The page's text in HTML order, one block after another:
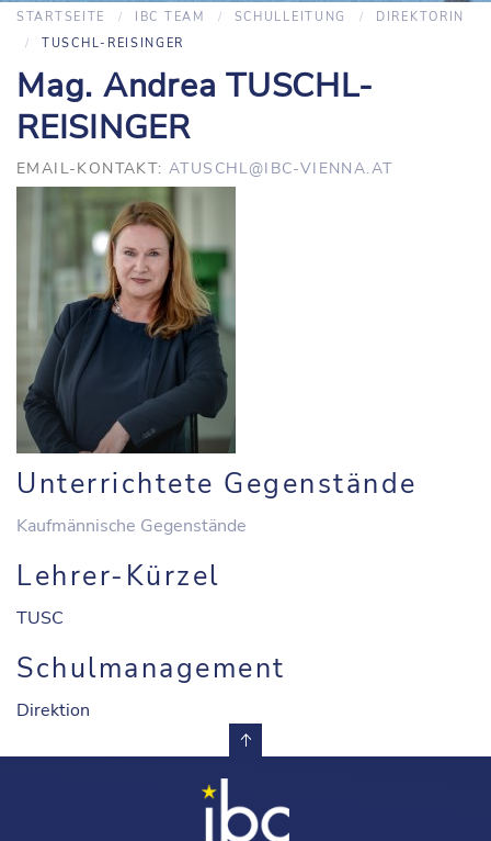
STARTSEITE IBC TEAM SCHULLEITUNG
DIREKTORIN
TUSCHL-REISINGER
Mag. Andrea TUSCHL-
REISINGER
EMAIL-KONTAKT: ATUSCHL@IBC-VIENNA.AT
Unterrichtete Gegenstände
Kaufmännische Gegenstände
Lehrer-Kürzel
TUSC
Schulmanagement
Direktion